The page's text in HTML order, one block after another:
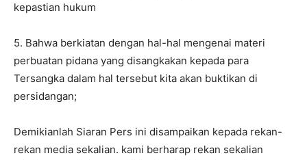
kepastian hukum
5. Bahwa berkiatan dengan hal-hal mengenai materi
perbuatan pidana yang disangkakan kepada para
Tersangka dalam hal tersebut kita akan buktikan di
persidangan;
Demikianlah Siaran Pers ini disampaikan kepada rekan-
rekan media sekalian. kami berharap rekan sekalian